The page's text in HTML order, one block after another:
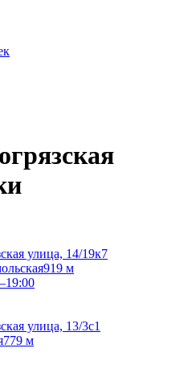
улица, 14/19к7
919 м
улица, 13/3с1
779 м